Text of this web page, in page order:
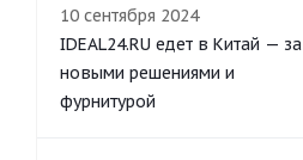
10 сентября 2024
IDEAL24.RU едет в Китай — за
новыми решениями и
фурнитурой